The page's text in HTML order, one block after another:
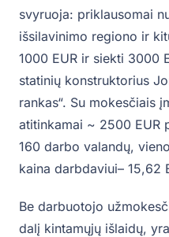
svyruoja: priklausomai
išsilavinimo regiono ir
1000 EUR ir siekti 3000
statinių konstruktorius
rankas“. Su mokesčiais
atitinkamai ~ 2500 EUR
160 darbo valandų,
kaina darbdaviui– 15,62
Be darbuotojo
dalį kintamųjų išlaidų,